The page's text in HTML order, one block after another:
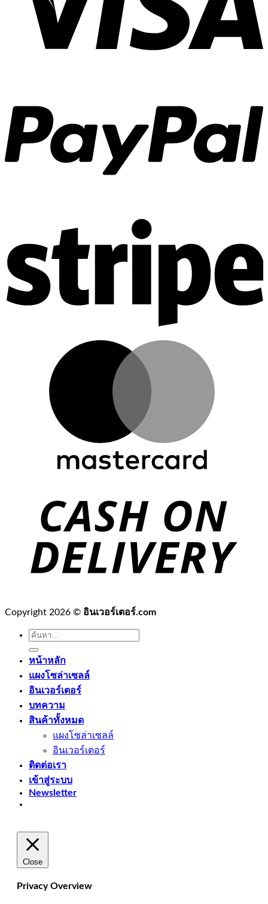
Copyright 2026 © อินเวอร์เตอร์.com
ค้นหา:
หน้าหลัก
แผงโซล่าเซลล์
อินเวอร์เตอร์
บทความ
สินค้าทั้งหมด
แผงโซล่าเซลล์
อินเวอร์เตอร์
ติดต่อเรา
เข้าสู่ระบบ
Newsletter
Close
Privacy Overview